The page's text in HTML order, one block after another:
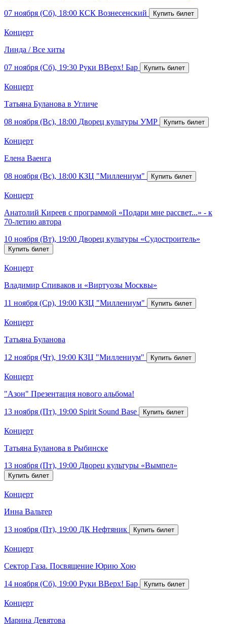
07 ноября (Сб), 18:00 КСК Вознесенский
Концерт
Линда / Все хиты
07 ноября (Сб), 19:30 Руки ВВерх! Бар
Концерт
Татьяна Буланова в Угличе
08 ноября (Вс), 18:00 Дворец культуры УМР
Концерт
Елена Ваенга
08 ноября (Вс), 18:00 КЗЦ "Миллениум"
Концерт
Анатолий Киреев с программой «Подари мне рассвет...» - к
70-летию автора
10 ноября (Вт), 19:00 Дворец культуры «Судостроитель»
Концерт
Владимир Спиваков и «Виртуозы Москвы»
11 ноября (Ср), 19:00 КЗЦ "Миллениум"
Концерт
Татьяна Буланова
12 ноября (Чт), 19:00 КЗЦ "Миллениум"
Концерт
"Азон" Презентация нового альбома!
13 ноября (Пт), 19:00 Spirit Sound Base
Концерт
Татьяна Буланова в Рыбинске
13 ноября (Пт), 19:00 Дворец культуры «Вымпел»
Концерт
Инна Вальтер
13 ноября (Пт), 19:00 ДК Нефтяник
Концерт
Сектор Газа. Посвящение Юрию Хою
14 ноября (Сб), 19:00 Руки ВВерх! Бар
Концерт
Марина Девятова